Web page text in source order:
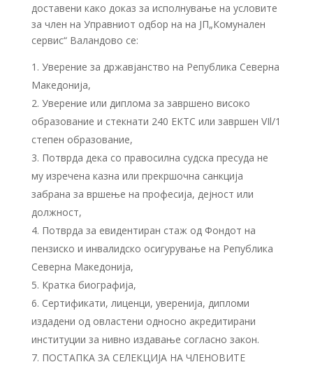
доставени како доказ за исполнување на условите
за член на Управниот одбор на на ЈП„Комунален
сервис“ Валандово се:
Уверение за државјанство на Република Северна
Македонија,
Уверение или диплома за завршено високо
образование и стекнати 240 ЕКТС или завршен VIl/1
степен образование,
Потврда дека со правосилна судска пресуда не
му изречена казна или прекршочна санкција
забрана за вршење на професија, дејност или
должност,
Потврда за евидентиран стаж од Фондот на
пензиско и инвалидско осигурување на Република
Северна Македонија,
Кратка биографија,
Сертификати, лиценци, уверенија, дипломи
издадени од овластени односно акредитирани
институции за нивно издавање согласно закон.
ПОСТАПКА ЗА СЕЛЕКЦИЈА НА ЧЛЕНОВИТЕ